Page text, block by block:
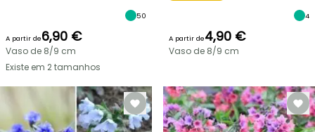
50
A partir de6,90 €
Vaso de 8/9 cm
Existe em 2 tamanhos
4
A partir de4,90 €
Vaso de 8/9 cm